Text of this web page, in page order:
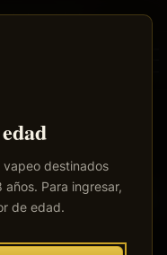
destinados
Para ingresar,
de edad.
originales
proyectos